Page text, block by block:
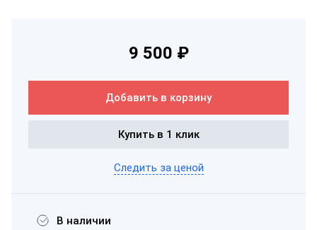
9 500 ₽
Добавить в корзину
Купить в 1 клик
Следить за ценой
В наличии